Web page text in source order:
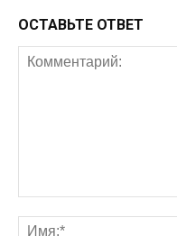
ОСТАВЬТЕ ОТВЕТ